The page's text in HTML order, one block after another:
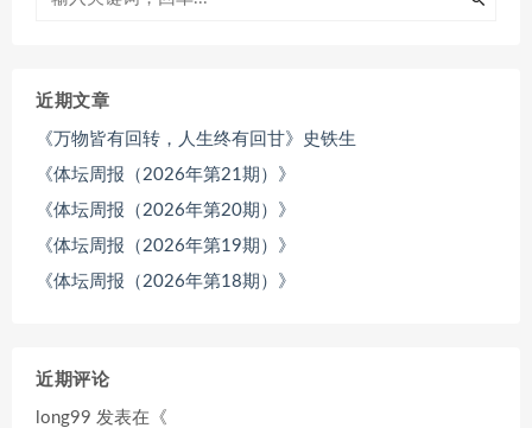
近期文章
《万物皆有回转，人生终有回甘》史铁生
《体坛周报（2026年第21期）》
《体坛周报（2026年第20期）》
《体坛周报（2026年第19期）》
《体坛周报（2026年第18期）》
近期评论
long99 发表在《